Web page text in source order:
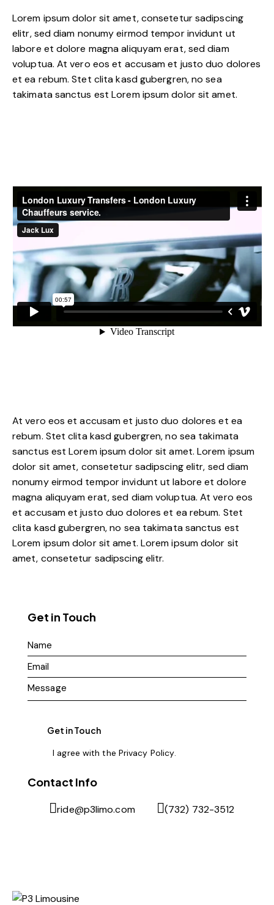
Lorem ipsum dolor sit amet, consetetur sadipscing
elitr, sed diam nonumy eirmod tempor invidunt ut
labore et dolore magna aliquyam erat, sed diam
voluptua. At vero eos et accusam et justo duo dolores
et ea rebum. Stet clita kasd gubergren, no sea
takimata sanctus est Lorem ipsum dolor sit amet.
At vero eos et accusam et justo duo dolores et ea
rebum. Stet clita kasd gubergren, no sea takimata
sanctus est Lorem ipsum dolor sit amet. Lorem ipsum
dolor sit amet, consetetur sadipscing elitr, sed diam
nonumy eirmod tempor invidunt ut labore et dolore
magna aliquyam erat, sed diam voluptua. At vero eos
et accusam et justo duo dolores et ea rebum. Stet
clita kasd gubergren, no sea takimata sanctus est
Lorem ipsum dolor sit amet. Lorem ipsum dolor sit
amet, consetetur sadipscing elitr.
Get in Touch
I agree with the Privacy Policy.
Contact Info
ride@p3limo.com (732) 732-3512